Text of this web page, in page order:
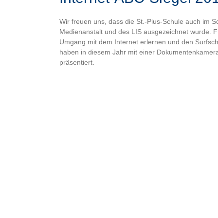
Wir freuen uns, dass die St.-Pius-Schule auch im
Medienanstalt und des LIS ausgezeichnet wurde.
Umgang mit dem Internet erlernen und den
haben in diesem Jahr mit einer
präsentiert.